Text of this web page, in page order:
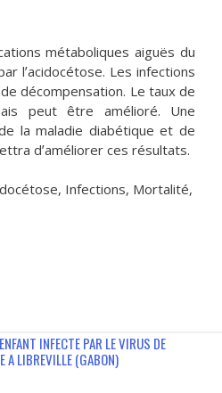
métaboliques aiguës du
lʼacidocétose. Les infections
décompensation. Le taux de
peut être amélioré. Une
la maladie diabétique et de
dʼaméliorer ces résultats.
Infections, Mortalité,
INFECTE PAR LE VIRUS DE
A LIBREVILLE (GABON)